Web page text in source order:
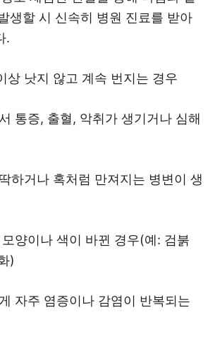
생할 시 신속히 병원 진료를 받아
.
낫지 않고 계속 번지는 경우
통증, 출혈, 악취가 생기거나 심해
거나 혹처럼 만져지는 병변이 생
양이나 색이 바뀐 경우(예: 검붉
)
자주 염증이나 감염이 반복되는